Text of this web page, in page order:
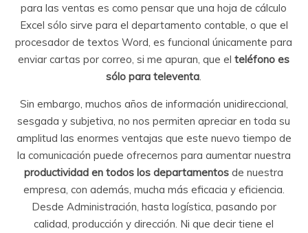
para las ventas es como pensar que una hoja de cálculo
Excel sólo sirve para el departamento contable, o que el
procesador de textos Word, es funcional únicamente para
enviar cartas por correo, si me apuran, que el teléfono es
sólo para televenta
Sin embargo, muchos años de información unidireccional,
sesgada y subjetiva, no nos permiten apreciar en toda su
amplitud las enormes ventajas que este nuevo tiempo de
la comunicación puede ofrecernos para aumentar nuestra
productividad en todos los departamentos de nuestra
empresa, con además, mucha más eficacia y eficiencia.
Desde Administración, hasta logística, pasando por
calidad, producción y dirección. Ni que decir tiene el